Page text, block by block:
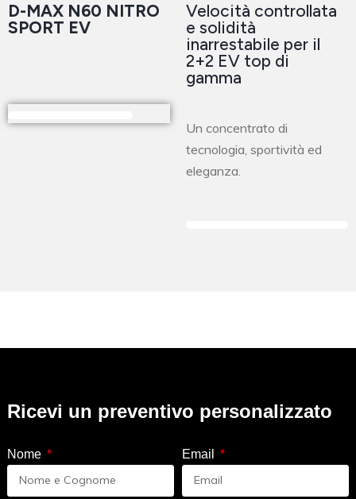
D-MAX N60 NITRO
SPORT EV
Velocità controllata
e solidità
inarrestabile per il
2+2 EV top di
gamma
Un concentrato di
tecnologia, sportività ed
eleganza.
Ricevi un preventivo personalizzato
Nome Email